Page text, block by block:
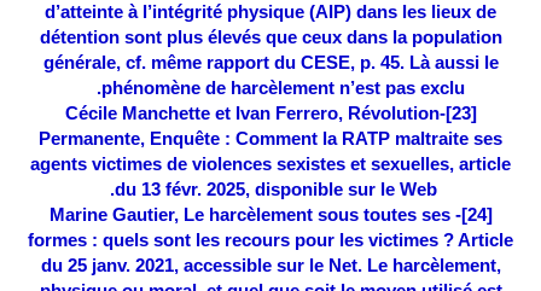
d’atteinte à l’intégrité physique (AIP) dans les lieux de
détention sont plus élevés que ceux dans la population
générale, cf. même rapport du CESE, p. 45. Là aussi le
phénomène de harcèlement n’est pas exclu.
[23]
-Cécile Manchette et Ivan Ferrero, Révolution
Permanente, Enquête : Comment la RATP maltraite ses
agents victimes de violences sexistes et sexuelles, article
du 13 févr. 2025, disponible sur le Web.
[24]
- Marine Gautier, Le harcèlement sous toutes ses
formes : quels sont les recours pour les victimes ? Article
du 25 janv. 2021, accessible sur le Net. Le harcèlement,